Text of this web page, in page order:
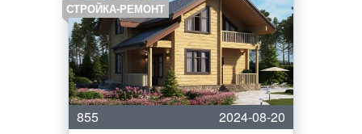
СТРОЙКА-РЕМОНТ
855
2024-08-20